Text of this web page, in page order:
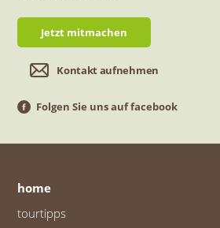
Jetzt mitmachen
Kontakt aufnehmen
Folgen Sie uns auf facebook
home
tourtipps